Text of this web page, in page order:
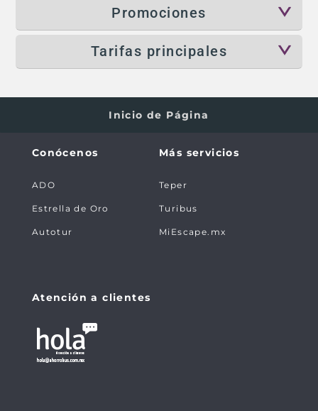
Promociones
Tarifas principales
Inicio de Página
Conócenos
ADO
Estrella de Oro
Autotur
Más servicios
Teper
Turibus
MiEscape.mx
Atención a clientes